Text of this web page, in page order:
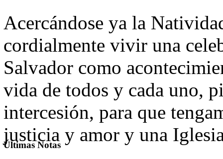
Acercándose ya la
cordialmente vivir una
Salvador como
vida de todos y cada uno,
intercesión, para que
justicia y amor y una
Últimas Notas